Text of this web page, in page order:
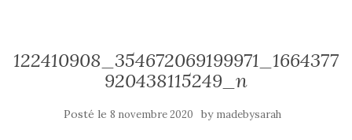
122410908_354672069199971_1664377
920438115249_n
Posté le 8 novembre 2020 by madebysarah